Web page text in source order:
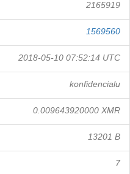
2165919
1569560
2018-05-10 07:52:14 UTC
konfidencialu
0.009643920000 XMR
13201 B
7